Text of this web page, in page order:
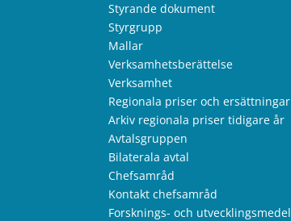
Styrande dokument
Styrgrupp
Mallar
Verksamhetsberättelse
Verksamhet
Regionala priser och ersättningar
Arkiv regionala priser tidigare år
Avtalsgruppen
Bilaterala avtal
Chefsamråd
Kontakt chefsamråd
Forsknings- och utvecklingsmedel